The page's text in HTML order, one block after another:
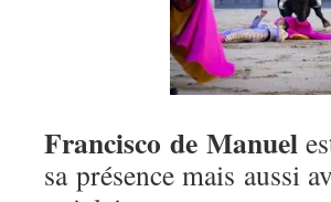
Francisco de Manuel
sa présence mais aussi